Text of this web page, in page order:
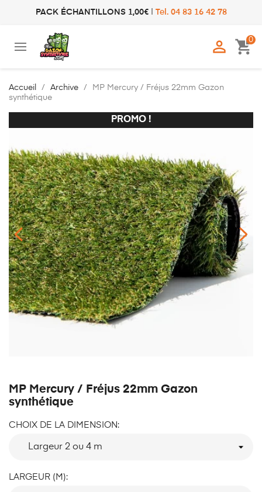
PACK ÉCHANTILLONS 1,00€| Tel. 04 83 16 42 78
 shopping_cart
0
Accueil Archive
MP Mercury / Fréjus 22mm Gazon
synthétique
PROMO !
PROMO !
MP Mercury / Fréjus 22mm Gazon
synthétique
CHOIX DE LA DIMENSION:
LARGEUR (M):